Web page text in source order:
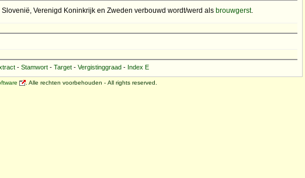
Verenigd Koninkrijk en Zweden verbouwd wordt/werd als brouwgerst.
- Stamwort - Target - Vergistinggraad - Index E
. Alle rechten voorbehouden - All rights reserved.